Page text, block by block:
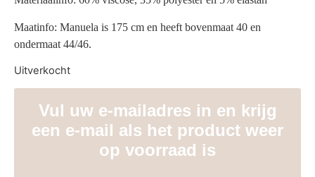
Maatinfo: Manuela is 175 cm en heeft bovenmaat 40 en
ondermaat 44/46.
Uitverkocht
Vul uw e-mailadres in en krijg
een e-mail als het product weer
op voorraad is